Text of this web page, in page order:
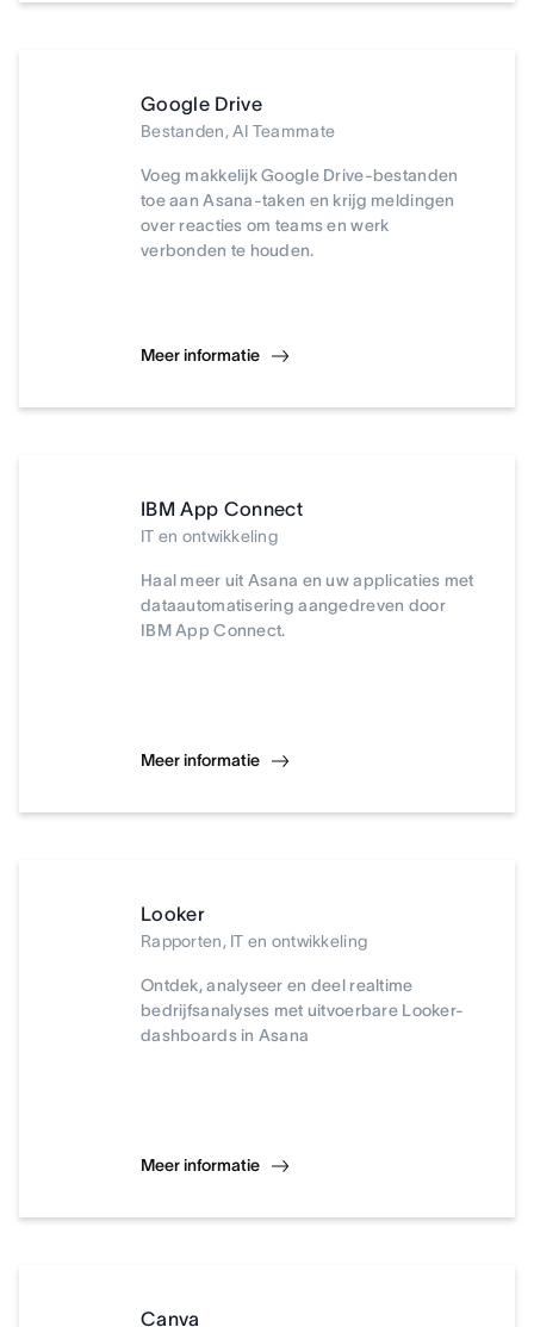
Google Drive
Bestanden, AI Teammate
Voeg makkelijk Google Drive-bestanden
toe aan Asana-taken en krijg meldingen
over reacties om teams en werk
verbonden te houden.
Meer informatie
IBM App Connect
IT en ontwikkeling
Haal meer uit Asana en uw applicaties met
dataautomatisering aangedreven door
IBM App Connect.
Meer informatie
Looker
Rapporten, IT en ontwikkeling
Ontdek, analyseer en deel realtime
bedrijfsanalyses met uitvoerbare Looker-
dashboards in Asana
Meer informatie
Canva